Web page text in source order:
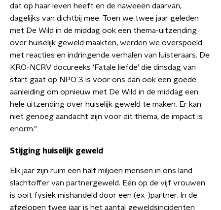
dat op haar leven heeft en de naweeën daarvan,
dagelijks van dichtbij mee. Toen we twee jaar geleden
met De Wild in de middag ook een thema-uitzending
over huiselijk geweld maakten, werden we overspoeld
met reacties en indringende verhalen van luisteraars. De
KRO-NCRV docureeks ‘Fatale liefde’ die dinsdag van
start gaat op NPO 3 is voor ons dan ook een goede
aanleiding om opnieuw met De Wild in de middag een
hele uitzending over huiselijk geweld te maken. Er kan
niet genoeg aandacht zijn voor dit thema, de impact is
enorm."
Stijging huiselijk geweld
Elk jaar zijn ruim een half miljoen mensen in ons land
slachtoffer van partnergeweld. Eén op de vijf vrouwen
is ooit fysiek mishandeld door een (ex-)partner. In de
afgelopen twee jaar is het aantal geweldsincidenten